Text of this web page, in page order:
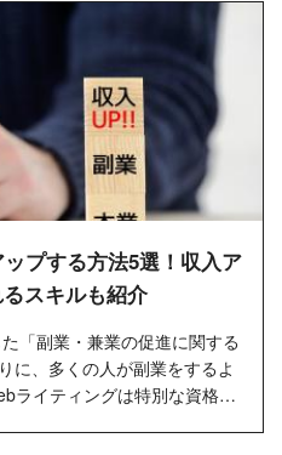
プする方法5選！収入ア
スキルも紹介
「副業・兼業の促進に関する
に、多くの人が副業をするよ
ライティングは特別な資格や